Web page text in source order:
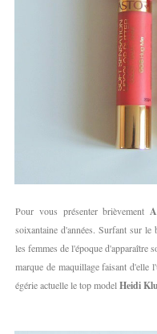
Pour vous présenter brièvement
soixantaine d'années. Surfant sur
les femmes de l'époque d'apparaître
marque de maquillage faisant d'elle
égérie actuelle le top model Heidi